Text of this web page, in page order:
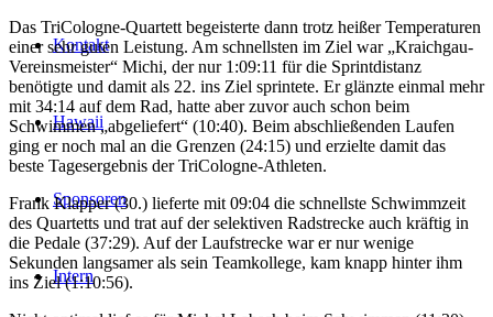
Kontakt
Hawaii
Sponsoren
Intern
Das TriCologne-Quartett begeisterte dann trotz heißer Temperaturen
einer sehr guten Leistung. Am schnellsten im Ziel war „Kraichgau-
Vereinsmeister“ Michi, der nur 1:09:11 für die Sprintdistanz
benötigte und damit als 22. ins Ziel sprintete. Er glänzte einmal mehr
mit 34:14 auf dem Rad, hatte aber zuvor auch schon beim
Schwimmen „abgeliefert“ (10:40). Beim abschließenden Laufen
ging er noch mal an die Grenzen (24:15) und erzielte damit das
beste Tagesergebnis der TriCologne-Athleten.
Frank Klapper (30.) lieferte mit 09:04 die schnellste Schwimmzeit
des Quartetts und trat auf der selektiven Radstrecke auch kräftig in
die Pedale (37:29). Auf der Laufstrecke war er nur wenige
Sekunden langsamer als sein Teamkollege, kam knapp hinter ihm
ins Ziel (1:10:56).